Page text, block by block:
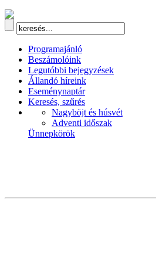
Programajánló
Beszámolóink
Legutóbbi bejegyzések
Állandó híreink
Eseménynaptár
Keresés, szűrés
Nagyböjt és húsvét
Adventi időszak
Ünnepkörök